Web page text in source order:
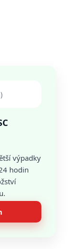
výpadky
hodin